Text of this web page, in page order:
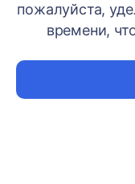
пожалуйста,
времени,